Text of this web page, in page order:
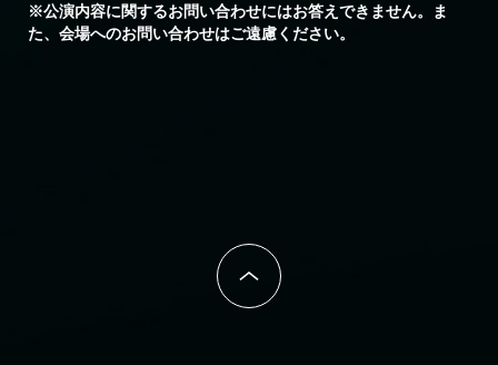
※公演内容に関するお問い合わせにはお答えできません。ま
た、会場へのお問い合わせはご遠慮ください。